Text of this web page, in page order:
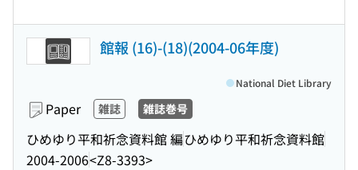
館報 (16)-(18)(2004-06年度)
Paper 雑誌 雑誌巻号
ひめゆり平和祈念資料館 編ひめゆり平和祈念資料館
2004-2006<Z8-3393>
National Diet Library